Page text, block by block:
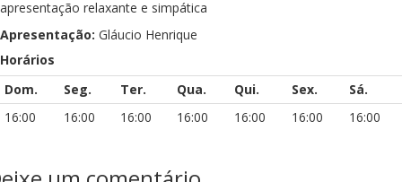
apresentação relaxante e simpática
Apresentação: Gláucio Henrique
Horários
Dom.
Seg. Ter. Qua. Qui. Sex.
Sá.
16:00
16:00 16:00 16:00 16:00 16:00 16:00